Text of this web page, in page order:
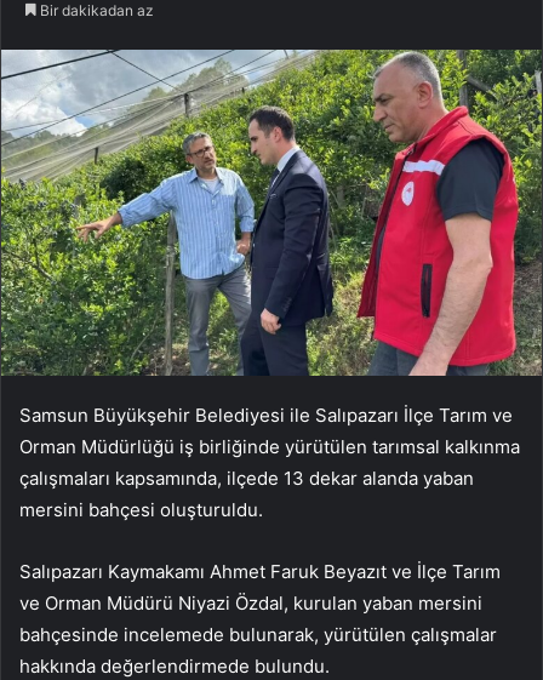
Bir dakikadan az
Samsun Büyükşehir Belediyesi ile Salıpazarı İlçe Tarım ve
Orman Müdürlüğü iş birliğinde yürütülen tarımsal kalkınma
çalışmaları kapsamında, ilçede 13 dekar alanda yaban
mersini bahçesi oluşturuldu.
Salıpazarı Kaymakamı Ahmet Faruk Beyazıt ve İlçe Tarım
ve Orman Müdürü Niyazi Özdal, kurulan yaban mersini
bahçesinde incelemede bulunarak, yürütülen çalışmalar
hakkında değerlendirmede bulundu.